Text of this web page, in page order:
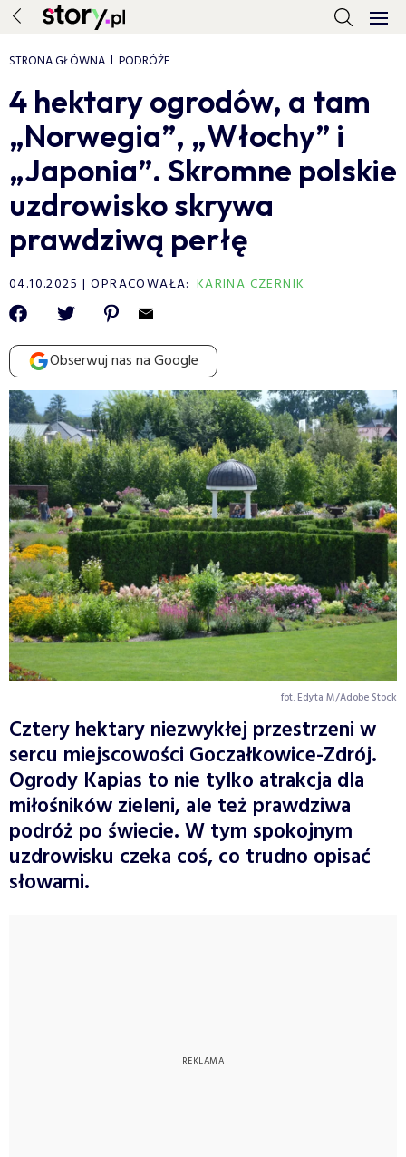
STRONA GŁÓWNA PODRÓŻE
4 hektary ogrodów, a tam
„Norwegia”, „Włochy” i
„Japonia”. Skromne polskie
uzdrowisko skrywa
prawdziwą perłę
04.10.2025 OPRACOWAŁA: KARINA CZERNIK
Obserwuj nas na Google
fot. Edyta M/Adobe Stock
Cztery hektary niezwykłej przestrzeni w
sercu miejscowości Goczałkowice-Zdrój.
Ogrody Kapias to nie tylko atrakcja dla
miłośników zieleni, ale też prawdziwa
podróż po świecie. W tym spokojnym
uzdrowisku czeka coś, co trudno opisać
słowami.